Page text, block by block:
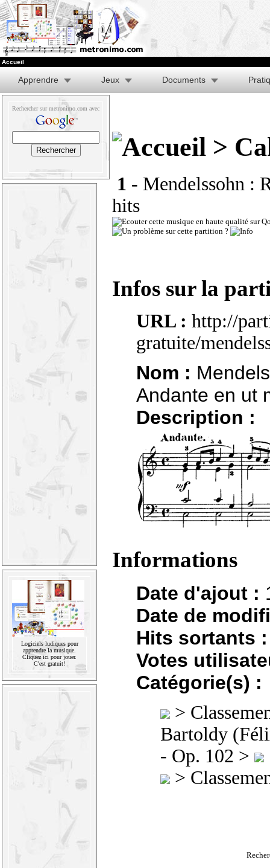
Accueil
Apprendre Jeux Documents
Rechercher sur metronimo.com avec
Logiciels ludiques pour
apprendre la musique.
Cliquez ici pour jouer.
C'est gratuit!
>
1 - Mendelssohn :
hits
Infos sur la
URL : http://
gratuite/
Nom :
Andante en ut
Description :
Informations
Date d'ajout :
Date de
Hits sortants :
Votes
Catégorie(s) :
>
Bartoldy
- Op. 102 >
>